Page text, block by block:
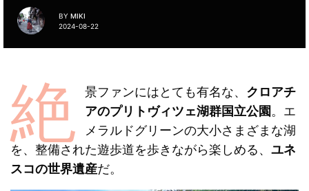
BY MIKI
2024-08-22
絶 景ファンにはとても有名な、 クロアチ
アのプリトヴィツェ湖群国立公園。エ
メラルドグリーンの大小さまざまな湖
を、整備された遊歩道を歩きながら楽しめる、 ユネ
スコの世界遺産だ。